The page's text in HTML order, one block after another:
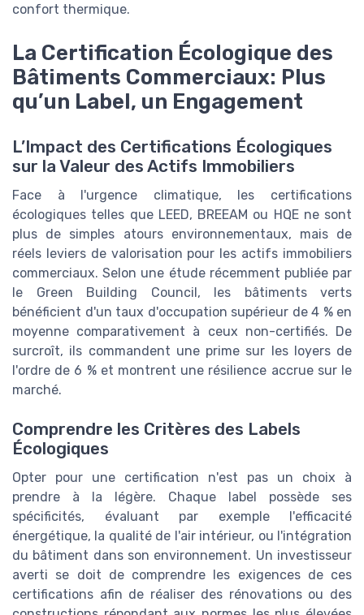
confort thermique.
La Certification Écologique des
Bâtiments Commerciaux: Plus
qu’un Label, un Engagement
L’Impact des Certifications Écologiques
sur la Valeur des Actifs Immobiliers
Face à l'urgence climatique, les certifications
écologiques telles que LEED, BREEAM ou HQE ne sont
plus de simples atours environnementaux, mais de
réels leviers de valorisation pour les actifs immobiliers
commerciaux. Selon une étude récemment publiée par
le Green Building Council, les bâtiments verts
bénéficient d'un taux d'occupation supérieur de 4 % en
moyenne comparativement à ceux non-certifiés. De
surcroît, ils commandent une prime sur les loyers de
l'ordre de 6 % et montrent une résilience accrue sur le
marché.
Comprendre les Critères des Labels
Écologiques
Opter pour une certification n'est pas un choix à
prendre à la légère. Chaque label possède ses
spécificités, évaluant par exemple l'efficacité
énergétique, la qualité de l'air intérieur, ou l'intégration
du bâtiment dans son environnement. Un investisseur
averti se doit de comprendre les exigences de ces
certifications afin de réaliser des rénovations ou des